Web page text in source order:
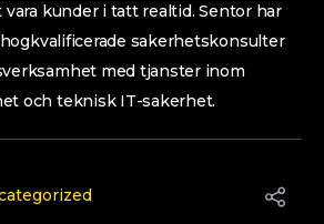
kunder i tatt realtid. Sentor har
sakerhetskonsulter
med tjanster inom
och teknisk IT-sakerhet.